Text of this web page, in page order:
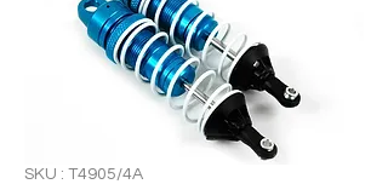
SKU : T4905/4A